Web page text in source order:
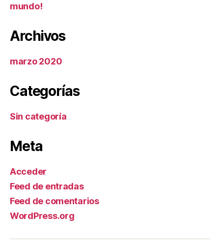
mundo!
Archivos
marzo 2020
Categorías
Sin categoría
Meta
Acceder
Feed de entradas
Feed de comentarios
WordPress.org